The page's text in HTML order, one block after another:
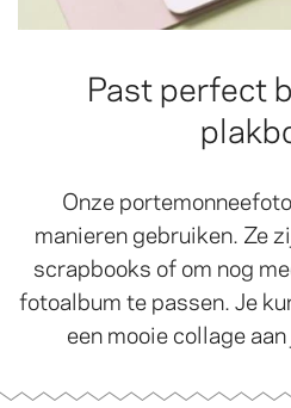
Past perfect
Onze
manieren gebruiken. Ze
scrapbooks of om nog
fotoalbum te passen. Je
een mooie collage